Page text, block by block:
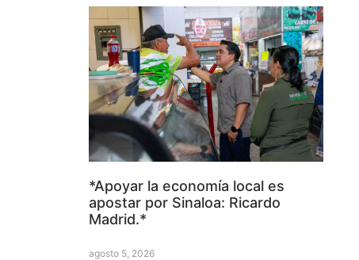
*Apoyar la economía local es
apostar por Sinaloa: Ricardo
Madrid.*
agosto 5, 2026